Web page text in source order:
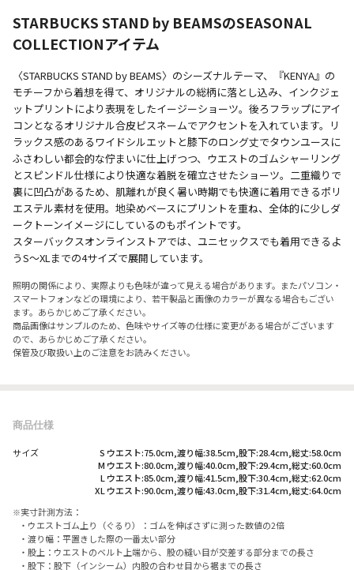
STARBUCKS STAND by BEAMSのSEASONAL
COLLECTIONアイテム
〈STARBUCKS STAND by BEAMS〉のシーズナルテーマ、『KENYA』の
モチーフから着想を得て、オリジナルの総柄に落とし込み、インクジェ
ットプリントにより表現をしたイージーショーツ。後ろフラップにアイ
コンとなるオリジナル合皮ピスネームでアクセントを入れています。リ
ラックス感のあるワイドシルエットと膝下のロング丈でタウンユースに
ふさわしい都会的な佇まいに仕上げつつ、ウエストのゴムシャーリング
とスピンドル仕様により快適な着脱を確立させたショーツ。二重織りで
裏に凹凸があるため、肌離れが良く暑い時期でも快適に着用できるポリ
エステル素材を使用。地染めベースにプリントを重ね、全体的に少しダ
ークトーンイメージにしているのもポイントです。
スターバックスオンラインストアでは、ユニセックスでも着用できるよ
うS〜XLまでの4サイズで展開しています。
照明の関係により、実際よりも色味が違って見える場合があります。またパソコン・
スマートフォンなどの環境により、若干製品と画像のカラーが異なる場合もござい
ます。あらかじめご了承ください。
商品画像はサンプルのため、色味やサイズ等の仕様に変更がある場合がございます
ので、あらかじめご了承ください。
保管及び取扱い上のご注意をお読みください。
商品仕様
サイズ
S ウエスト:75.0cm,渡り幅:38.5cm,股下:28.4cm,総丈:58.0cm
M ウエスト:80.0cm,渡り幅:40.0cm,股下:29.4cm,総丈:60.0cm
L ウエスト:85.0cm,渡り幅:41.5cm,股下:30.4cm,総丈:62.0cm
XL ウエスト:90.0cm,渡り幅:43.0cm,股下:31.4cm,総丈:64.0cm
実寸計測方法：
・ウエストゴム上り（ぐるり）：ゴムを伸ばさずに測った数値の2倍
・渡り幅：平置きした際の一番太い部分
・股上：ウエストのベルト上端から、股の縫い目が交差する部分までの長さ
・股下：股下（インシーム）内股の合わせ目から裾までの長さ